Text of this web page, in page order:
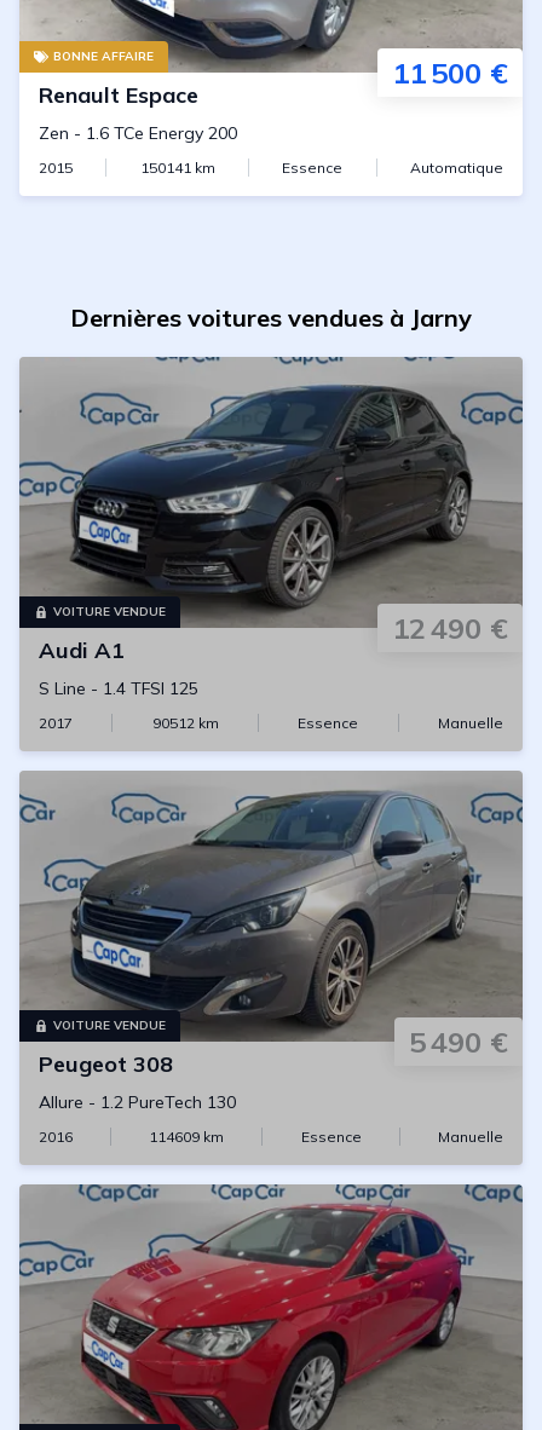
BONNE AFFAIRE 11 500 €
Renault Espace
Zen - 1.6 TCe Energy 200
2015 150141km Essence Automatique
Dernières voitures vendues à Jarny
VOITURE VENDUE 12 490 €
Audi A1
S Line - 1.4 TFSI 125
2017 90512km Essence Manuelle
VOITURE VENDUE 5 490 €
Peugeot 308
Allure - 1.2 PureTech 130
2016 114609 km Essence Manuelle